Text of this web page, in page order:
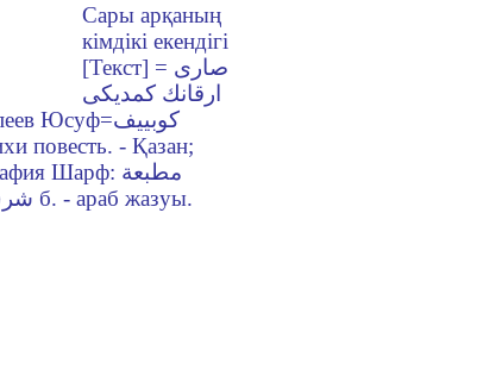
Сары арқаның
кімдікі екендігі
[Текст] = صارى
ارقانك كمديكى
شرف, 1907. - 30 б. - араб жазуы.